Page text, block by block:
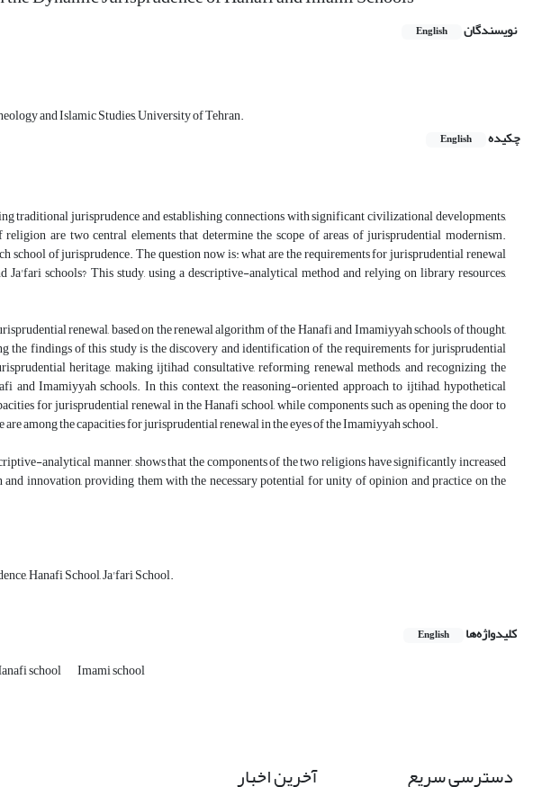
نویسندگان English
and Islamic Studies, University of Tehran.
چکیده
English
traditional jurisprudence and establishing connections with significant civilizational developments,
are two central elements that determine the scope of areas of jurisprudential modernism.
school of jurisprudence. The question now is: what are the requirements for jurisprudential renewal
schools? This study, using a descriptive-analytical method and relying on library resources,
renewal, based on the renewal algorithm of the Hanafi and Imamiyyah schools of thought,
the findings of this study is the discovery and identification of the requirements for jurisprudential
heritage, making ijtihad consultative, reforming renewal methods, and recognizing the
and Imamiyyah schools. In this context, the reasoning-oriented approach to ijtihad, hypothetical
for jurisprudential renewal in the Hanafi school, while components such as opening the door to
among the capacities for jurisprudential renewal in the eyes of the Imamiyyah school.
analytical manner, shows that the components of the two religions have significantly increased
innovation, providing them with the necessary potential for unity of opinion and practice on the
Hanafi School, Ja'fari School.
کلیدواژه‌ها English
school Imami school
دسترسی سریع آخرین اخبار